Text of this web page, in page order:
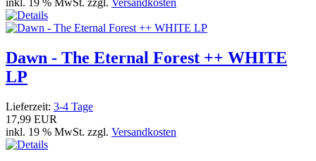
inkl. 19 % MwSt. zzgl. Versandkosten
Dawn - The Eternal Forest ++ WHITE
LP
Lieferzeit: 3-4 Tage
17,99 EUR
inkl. 19 % MwSt. zzgl. Versandkosten